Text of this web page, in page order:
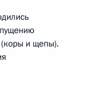
(коры и щепы).